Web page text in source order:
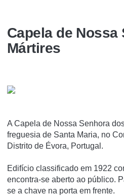
Capela de Nossa
Mártires
A Capela de Nossa Senhora
freguesia de Santa Maria, no
Distrito de Évora, Portugal.
Edifí­cio classificado em 1922
encontra-se aberto ao público.
se a chave na porta em frente.